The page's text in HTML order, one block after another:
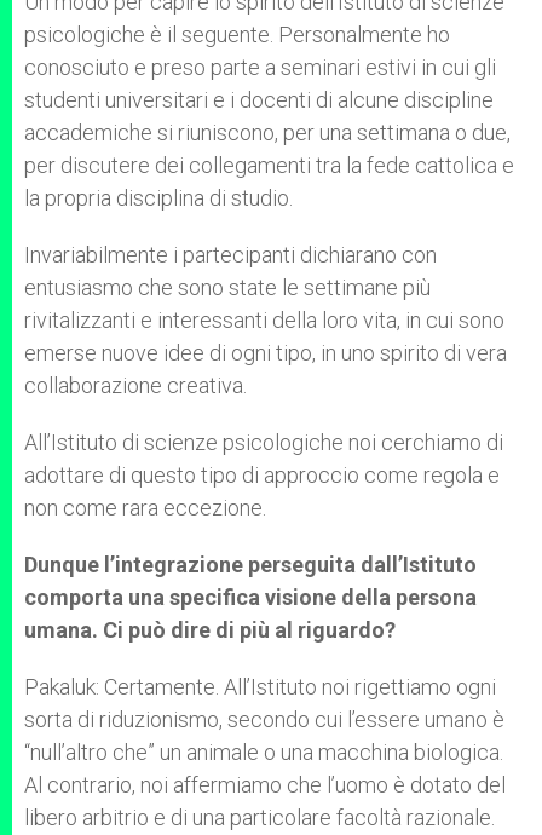
psicologiche è il seguente. Personalmente ho
conosciuto e preso parte a seminari estivi in cui gli
studenti universitari e i docenti di alcune discipline
accademiche si riuniscono, per una settimana o due,
per discutere dei collegamenti tra la fede cattolica e
la propria disciplina di studio.
Invariabilmente i partecipanti dichiarano con
entusiasmo che sono state le settimane più
rivitalizzanti e interessanti della loro vita, in cui sono
emerse nuove idee di ogni tipo, in uno spirito di vera
collaborazione creativa.
All’Istituto di scienze psicologiche noi cerchiamo di
adottare di questo tipo di approccio come regola e
non come rara eccezione.
Dunque l’integrazione perseguita dall’Istituto
comporta una specifica visione della persona
umana. Ci può dire di più al riguardo?
Pakaluk: Certamente. All’Istituto noi rigettiamo ogni
sorta di riduzionismo, secondo cui l’essere umano è
“null’altro che” un animale o una macchina biologica.
Al contrario, noi affermiamo che l’uomo è dotato del
libero arbitrio e di una particolare facoltà razionale.